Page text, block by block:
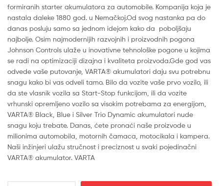
је
била:
рсд25,990.00.
је:
рсд21,990.00.
formiranih starter akumulatora za automobile. Kompanija koja je
nastala daleke 1880 god. u Nemačkoj.Od svog nastanka pa do
danas posluju samo sa jednom idejom kako da poboljšaju
najbolje. Osim najmodernijih razvojnih i proizvodnih pogona
Johnson Controls ulaže u inovativne tehnološke pogone u kojima
se radi na optimizaciji dizajna i kvaliteta proizvoda.Gde god vas
odvede vaše putovanje, VARTA® akumulatori daju svu potrebnu
snagu kako bi vas odveli tamo. Bilo da vozite vaše prvo vozilo, ili
da ste vlasnik vozila sa Start-Stop funkcijom, ili da vozite
vrhunski opremljeno vozilo sa visokim potrebama za energijom,
VARTA® Black, Blue i Silver Trio Dynamic akumulatori nude
snagu koju trebate. Danas, ćete pronaći naše proizvode u
milionima automobila, motornih čamaca, motocikala i kampera.
Naši inžinjeri ulažu stručnost i preciznost u svaki pojedinačni
VARTA® akumulator. VARTA